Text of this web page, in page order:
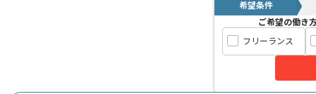
経験豊富なメンバーと成長が出来る環
スキルアップされたい方、長期的に参
希望条件
ご希望の働き
フリーランス